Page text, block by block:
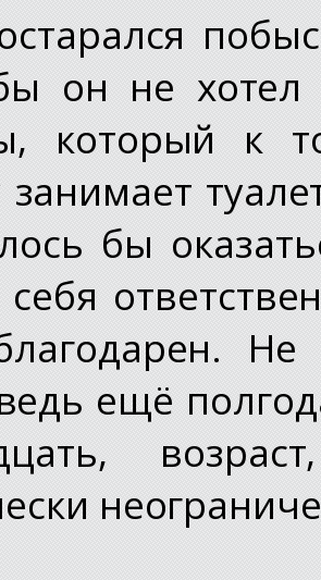
он не хотел
который к
занимает
бы
ещё